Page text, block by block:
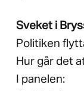
Sveket i
Politiken
Hur går det
I panelen: